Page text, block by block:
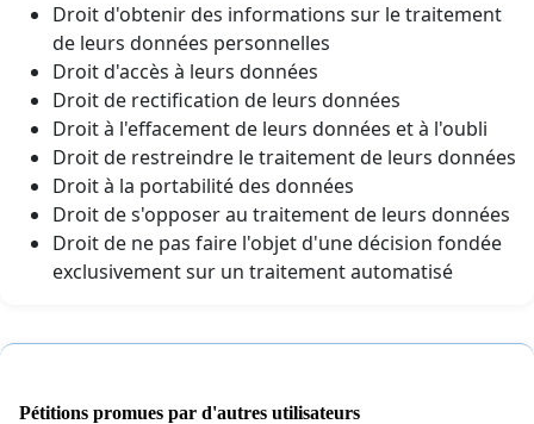
Droit d'obtenir des informations sur le traitement
de leurs données personnelles
Droit d'accès à leurs données
Droit de rectification de leurs données
Droit à l'effacement de leurs données et à l'oubli
Droit de restreindre le traitement de leurs données
Droit à la portabilité des données
Droit de s'opposer au traitement de leurs données
Droit de ne pas faire l'objet d'une décision fondée
exclusivement sur un traitement automatisé
Pétitions promues par d'autres utilisateurs